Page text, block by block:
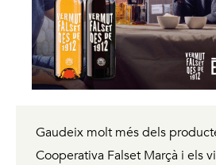
Gaudeix molt més dels
Cooperativa Falset Marçà i els